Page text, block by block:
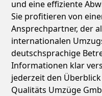
und eine effiziente
Sie profitieren von
Ansprechpartner, der
internationalen
deutschsprachige
Informationen klar
jederzeit den
Qualitäts Umzüge